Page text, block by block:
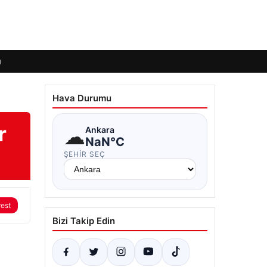
Hava Durumu
☁Ankara
NaN°C
ŞEHIR SEÇ
Bizi Takip Edin